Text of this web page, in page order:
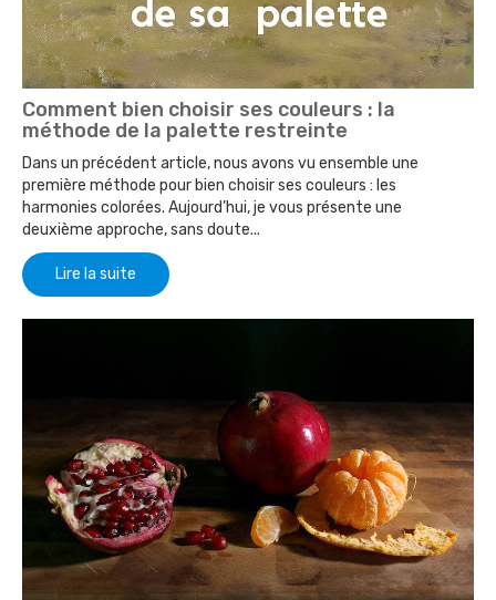
Comment bien choisir ses couleurs : la
méthode de la palette restreinte
Dans un précédent article, nous avons vu ensemble une
première méthode pour bien choisir ses couleurs : les
harmonies colorées. Aujourd’hui, je vous présente une
deuxième approche, sans doute...
Lire la suite